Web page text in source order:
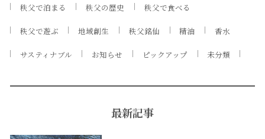
秩父で泊まる 秩父の歴史 秩父で食べる
秩父で遊ぶ 地域創生 秩父銘仙 精油 香水
サスティナブル お知らせ ピックアップ 未分類
最新記事